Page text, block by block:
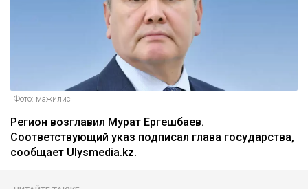
Фото: мажилис
Регион возглавил Мурат Ергешбаев.
Соответствующий указ подписал глава государства,
сообщает Ulysmedia.kz.